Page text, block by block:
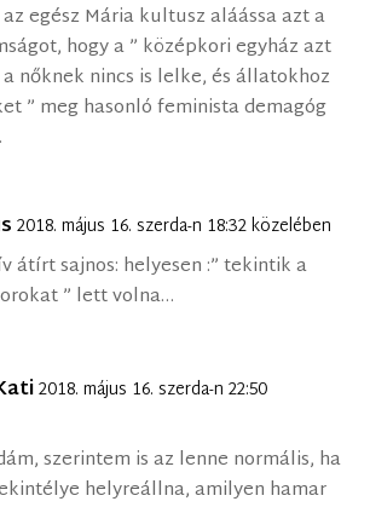
egész Mária kultusz aláássa azt a
hogy a ” középkori egyház azt
nőknek nincs is lelke, és állatokhoz
” meg hasonló feminista demagóg
2018. május 16. szerda-n 18:32 közelében
átírt sajnos: helyesen :” tekintik a
” lett volna…
2018. május 16. szerda-n 22:50
szerintem is az lenne normális, ha
helyreállna, amilyen hamar